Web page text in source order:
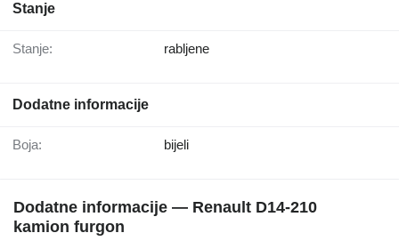
Stanje
Stanje: rabljene
Dodatne informacije
Boja: bijeli
Dodatne informacije — Renault D14-210
kamion furgon